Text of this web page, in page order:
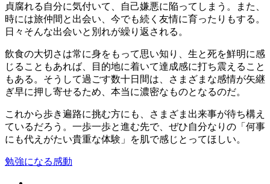
貞腐れる自分に気付いて、自己嫌悪に陥ってしまう。また、
時には旅仲間と出会い、今でも続く友情に育ったりもする。
日々そんな出会いと別れが繰り返される。
飲食の大切さは常に身をもって思い知り、生と死を鮮明に感
じることもあれば、目的地に着いて達成感に打ち震えること
もある。そうして過ごす数十日間は、さまざまな感情が矢継
ぎ早に押し寄せるため、本当に濃密なものとなるのだ。
これから歩き遍路に挑む方にも、さまざま出来事が待ち構え
ているだろう。一歩一歩と進む先で、ぜひ自分なりの「何事
にも代えがたい貴重な体験」を肌で感じとってほしい。
勉強になる感動